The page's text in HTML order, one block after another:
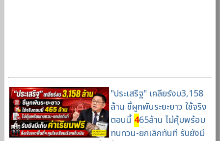
"ประเสริฐ" เคลียร์งบ3,158
ล้าน ชี้ผูกพันระยะยาว ใช้จริง
ตอนนี้ 465ล้าน ไม่คุ้มพร้อม
ทบทวน-ยกเลิกทันที รับยังมี